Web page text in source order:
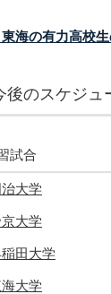
海の有力高校
後のスケジュ
試合
大学
大学
田大学
大学